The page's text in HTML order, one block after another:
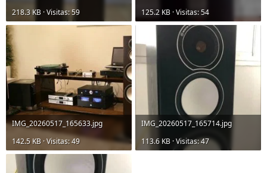
218.3 KB · Visitas: 59
125.2 KB · Visitas: 54
IMG_20260517_165633.jpg
142.5 KB · Visitas: 49
IMG_20260517_165714.jpg
113.6 KB · Visitas: 47